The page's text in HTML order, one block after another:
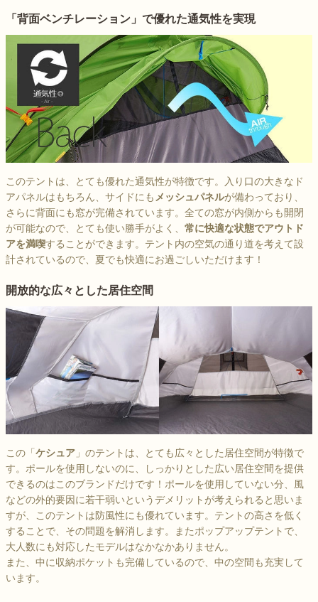
「背面ベンチレーション」で優れた通気性を実現
このテントは、とても優れた通気性が特徴です。入り口の大きなド
アパネルはもちろん、サイドにも メッシュパネルが備わっており、
さらに背面にも窓が完備されています。全ての窓が内側からも開閉
が可能なので、とても使い勝手がよく、 常に快適な状態でアウトド
アを満喫することができます。テント内の空気の通り道を考えて設
計されているので、夏でも快適にお過ごしいただけます！
開放的な広々とした居住空間
この「 ケシュア 」のテントは、とても広々とした居住空間が特徴で
す。ポールを使用しないのに、しっかりとした広い居住空間を提供
できるのはこのブランドだけです！ポールを使用していない分、風
などの外的要因に若干弱いというデメリットが考えられると思いま
すが、このテントは防風性にも優れています。テントの高さを低く
することで、その問題を解消します。またポップアップテントで、
大人数にも対応したモデルはなかなかありません。
また、中に収納ポケットも完備しているので、中の空間も充実して
います。